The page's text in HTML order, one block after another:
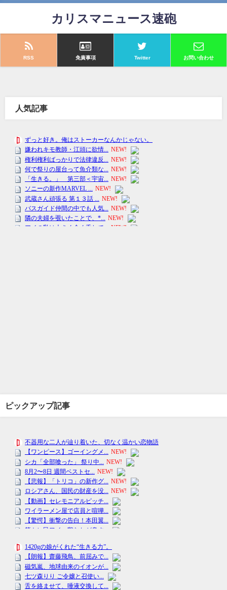
カリスマニュース速砲
RSS 免責事項 Twitter お問い合わせ
人気記事
ピックアップ記事